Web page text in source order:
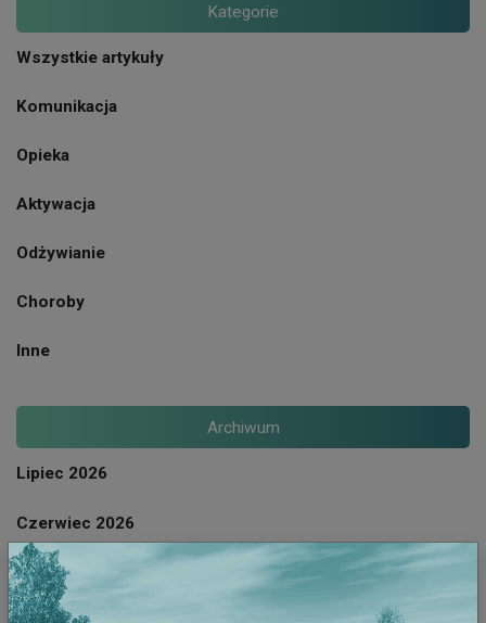
Kategorie
Wszystkie artykuły
Komunikacja
Opieka
Aktywacja
Odżywianie
Choroby
Inne
Archiwum
Lipiec 2026
Czerwiec 2026
Maj 2026